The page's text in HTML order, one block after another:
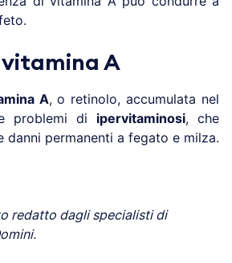
vitamina A
A, o retinolo, accumulata nel
problemi di ipervitaminosi, che
danni permanenti a fegato e milza.
redatto dagli specialisti di